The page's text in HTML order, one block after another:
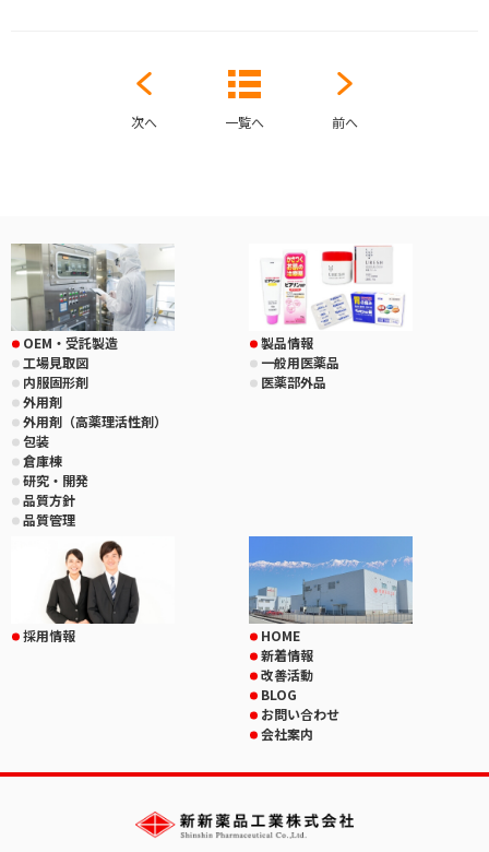
一覧へ
次へ 前へ
OEM・受託製造
工場見取図
内服固形剤
外用剤
外用剤（高薬理活性剤）
包装
倉庫棟
研究・開発
品質方針
品質管理
製品情報
一般用医薬品
医薬部外品
採用情報
HOME
新着情報
改善活動
BLOG
お問い合わせ
会社案内